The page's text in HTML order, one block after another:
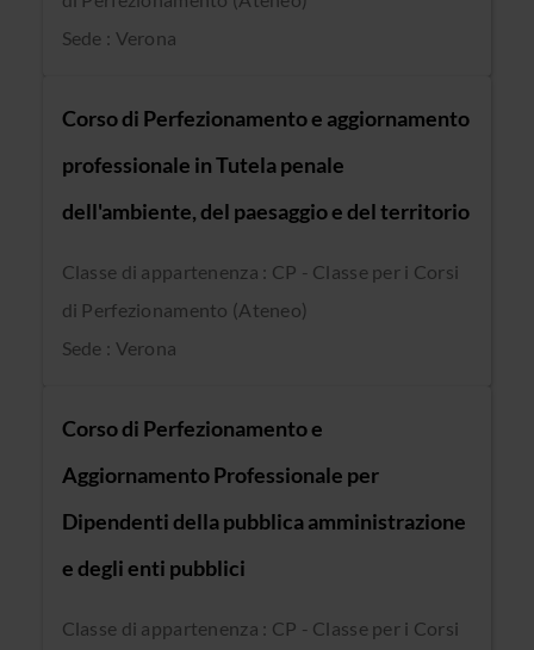
Sede : Verona
Corso di Perfezionamento e aggiornamento
professionale in Tutela penale
dell'ambiente, del paesaggio e del territorio
Classe di appartenenza : CP - Classe per i Corsi
di Perfezionamento (Ateneo)
Sede : Verona
Corso di Perfezionamento e
Aggiornamento Professionale per
Dipendenti della pubblica amministrazione
e degli enti pubblici
Classe di appartenenza : CP - Classe per i Corsi